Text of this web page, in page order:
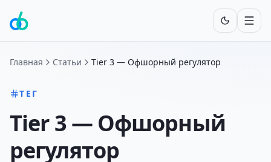
Главная Статьи Tier 3 — Офшорный регулятор
ТЕГ
Tier 3 — Офшорный
регулятор